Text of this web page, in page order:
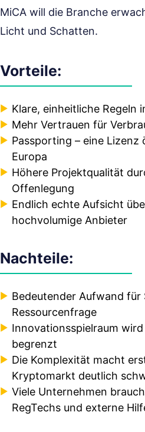
MiCA will die Branche
Licht und Schatten.
Vorteile:
Klare, einheitliche Regeln
Mehr Vertrauen für
Passporting – eine Lizenz
Europa
Höhere Projektqualität
Offenlegung
Endlich echte Aufsicht
hochvolumige Anbieter
Nachteile:
Bedeutender Aufwand
Ressourcenfrage
Innovationsspielraum
begrenzt
Die Komplexität macht
Kryptomarkt deutlich
Viele Unternehmen
RegTechs und externe